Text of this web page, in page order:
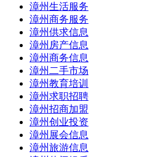
漳州生活服务
漳州商务服务
漳州供求信息
漳州房产信息
漳州商务信息
漳州二手市场
漳州教育培训
漳州求职招聘
漳州招商加盟
漳州创业投资
漳州展会信息
漳州旅游信息